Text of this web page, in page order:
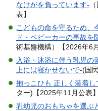
なけがを負っています-
表】
こどもの命を守るため、
ド・ベビーカーの事故を
術基盤機構）【2026年6
入浴・沐浴に伴う乳児の
上には寝かせないで-(国
抱っこひも 正しく装着し
ター)【2025年11月公表】
乳幼児のおもちゃを選ぶ